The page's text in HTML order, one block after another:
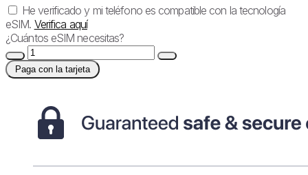
He verificado y mi teléfono es compatible con la tecnología
eSIM. Verifica aquí
¿Cuántos eSIM necesitas?
Paga con la tarjeta